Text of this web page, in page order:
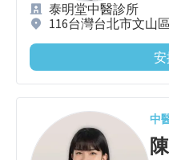
泰明堂中醫診所
116台灣台北市文山
中